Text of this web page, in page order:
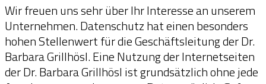
Wir freuen uns sehr über Ihr Interesse an unserem
Unternehmen. Datenschutz hat einen besonders
hohen Stellenwert für die Geschäftsleitung der Dr.
Barbara Grillhösl. Eine Nutzung der Internetseiten
der Dr. Barbara Grillhösl ist grundsätzlich ohne jede